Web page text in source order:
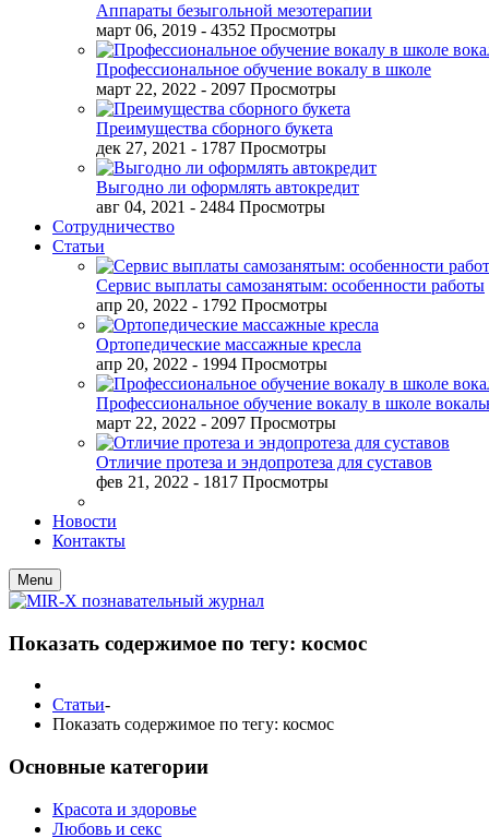
Аппараты безыгольной мезотерапии
март 06, 2019 - 4352 Просмотры
Профессиональное обучение вокалу в школе
март 22, 2022 - 2097 Просмотры
Преимущества сборного букета
дек 27, 2021 - 1787 Просмотры
Выгодно ли оформлять автокредит
авг 04, 2021 - 2484 Просмотры
Сотрудничество
Статьи
Сервис выплаты самозанятым: особенности работы
апр 20, 2022 - 1792 Просмотры
Ортопедические массажные кресла
апр 20, 2022 - 1994 Просмотры
Профессиональное обучение вокалу в школе
март 22, 2022 - 2097 Просмотры
Отличие протеза и эндопротеза для суставов
фев 21, 2022 - 1817 Просмотры
Новости
Контакты
Menu
Показать содержимое по тегу: космос
Статьи-
Показать содержимое по тегу: космос
Основные категории
Красота и здоровье
Любовь и секс